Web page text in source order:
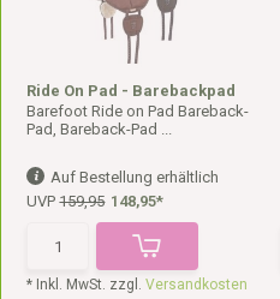
Ride On Pad - Barebackpad
Barefoot Ride on Pad Bareback-
Pad, Bareback-Pad ...
Auf Bestellung erhältlich
UVP159,95 148,95*
* Inkl. MwSt. zzgl.Versandkosten